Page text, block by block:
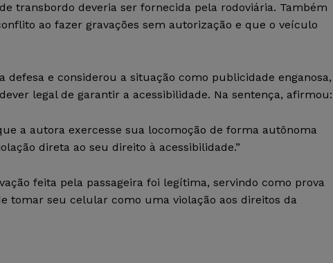
transbordo deveria ser fornecida pela rodoviária. Também
ao fazer gravações sem autorização e que o veículo
e considerou a situação como publicidade enganosa,
legal de garantir a acessibilidade. Na sentença, afirmou:
a autora exercesse sua locomoção de forma autônoma
direta ao seu direito à acessibilidade.”
feita pela passageira foi legítima, servindo como prova
tomar seu celular como uma violação aos direitos da